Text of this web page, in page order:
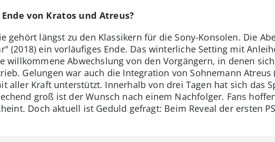
von Kratos und Atreus?
gehört längst zu den Klassikern für die Sony-Konsolen. Die
(2018) ein vorläufiges Ende. Das winterliche Setting mit
willkommene Abwechslung von den Vorgängern, in denen
Gelungen war auch die Integration von Sohnemann Atreus
aller Kraft unterstützt. Innerhalb von drei Tagen hat sich das
groß ist der Wunsch nach einem Nachfolger. Fans
Doch aktuell ist Geduld gefragt: Beim Reveal der ersten